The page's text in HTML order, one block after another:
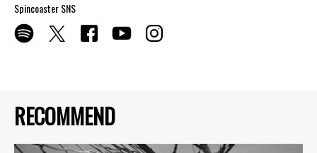
RECOMMEND
Spincoaster SNS